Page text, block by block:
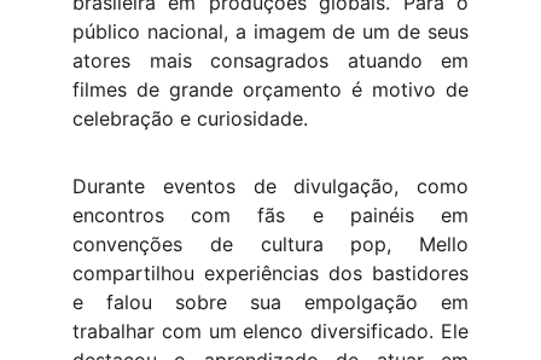
público nacional, a imagem de um de seus
atores mais consagrados atuando em
filmes de grande orçamento é motivo de
celebração e curiosidade.
Durante eventos de divulgação, como
encontros com fãs e painéis em
convenções de cultura pop, Mello
compartilhou experiências dos bastidores
e falou sobre sua empolgação em
trabalhar com um elenco diversificado. Ele